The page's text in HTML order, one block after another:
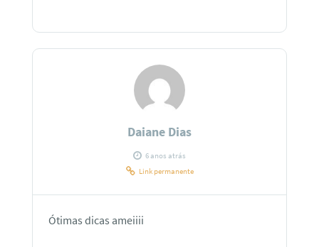
Daiane Dias
6 anos atrás
Link permanente
Ótimas dicas ameiiii